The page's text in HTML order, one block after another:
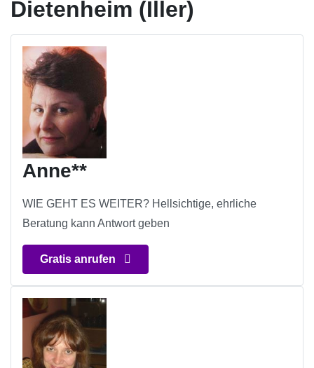
Dietenheim (Iller)
Anne**
WIE GEHT ES WEITER? Hellsichtige, ehrliche
Beratung kann Antwort geben
Gratis anrufen